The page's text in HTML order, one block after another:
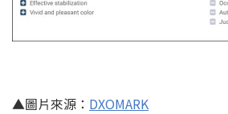
▲圖片來源： DXOMARK